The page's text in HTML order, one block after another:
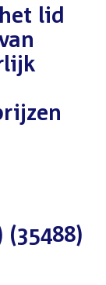
lid